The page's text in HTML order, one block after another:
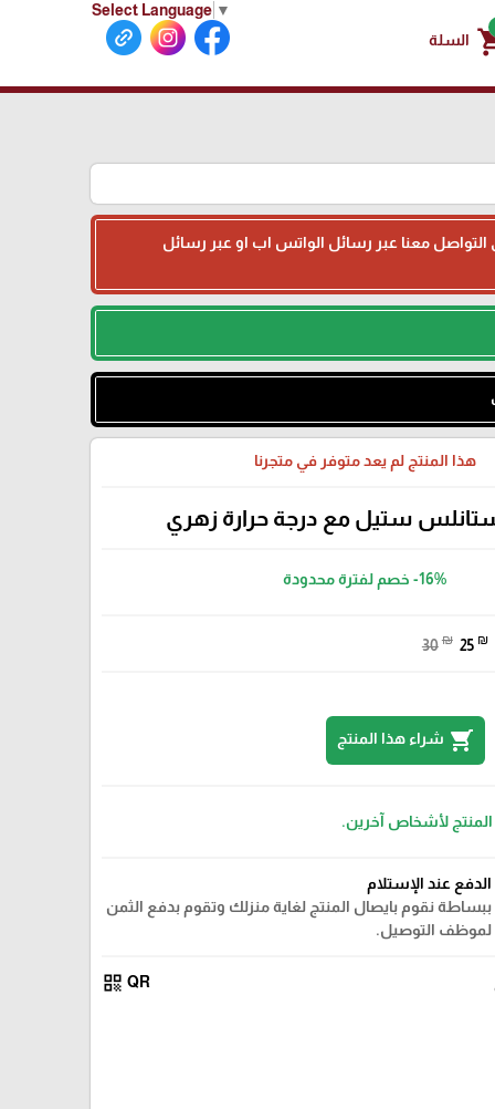
Select Language ▼
السلة
التواصل معنا عبر رسائل الواتس اب او عبر رسائل
هذا المنتج لم يعد متوفر في متجرنا
ستيل مع درجة حرارة زهري
-16%خصم لفترة محدودة
30 ₪ 25 ₪
shopping_cart شراء هذا المنتج
المنتج لأشخاص آخرين.
الدفع عند الإستلام
ببساطة نقوم بايصال المنتج لغاية منزلك وتقوم بدفع الثمن
لموظف التوصيل.
QR
qr_code